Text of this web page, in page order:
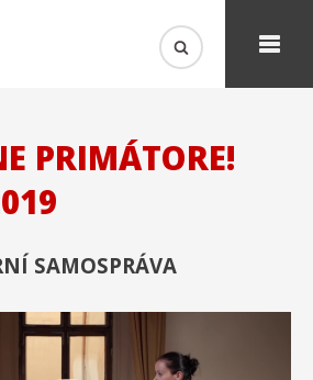
PRIMÁTORE!
SAMOSPRÁVA